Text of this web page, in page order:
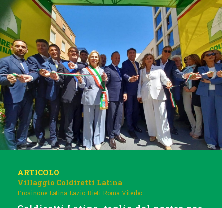
ARTICOLO
Villaggio Coldiretti Latina
Frosinone Latina Lazio Rieti Roma Viterbo